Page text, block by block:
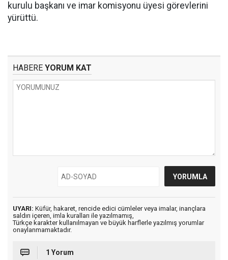
kurulu başkanı ve imar komisyonu üyesi görevlerini
yürüttü.
HABERE YORUM KAT
UYARI: Küfür, hakaret, rencide edici cümleler veya imalar, inançlara
saldırı içeren, imla kuralları ile yazılmamış,
Türkçe karakter kullanılmayan ve büyük harflerle yazılmış yorumlar
onaylanmamaktadır.
1 Yorum